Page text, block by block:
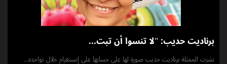
برناديت حديب: "لا تنسوا أن تبت...
نشرت الممثلة برناديت حديب صورة لها على حسابها على إنستغرام خلال تواجده...